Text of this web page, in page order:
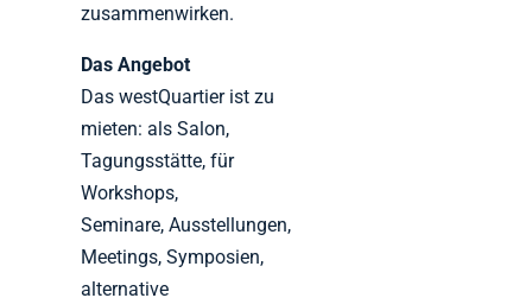
zusammenwirken.
Das Angebot
Das westQuartier ist zu
mieten: als Salon,
Tagungsstätte, für
Workshops,
Seminare, Ausstellungen,
Meetings, Symposien,
alternative